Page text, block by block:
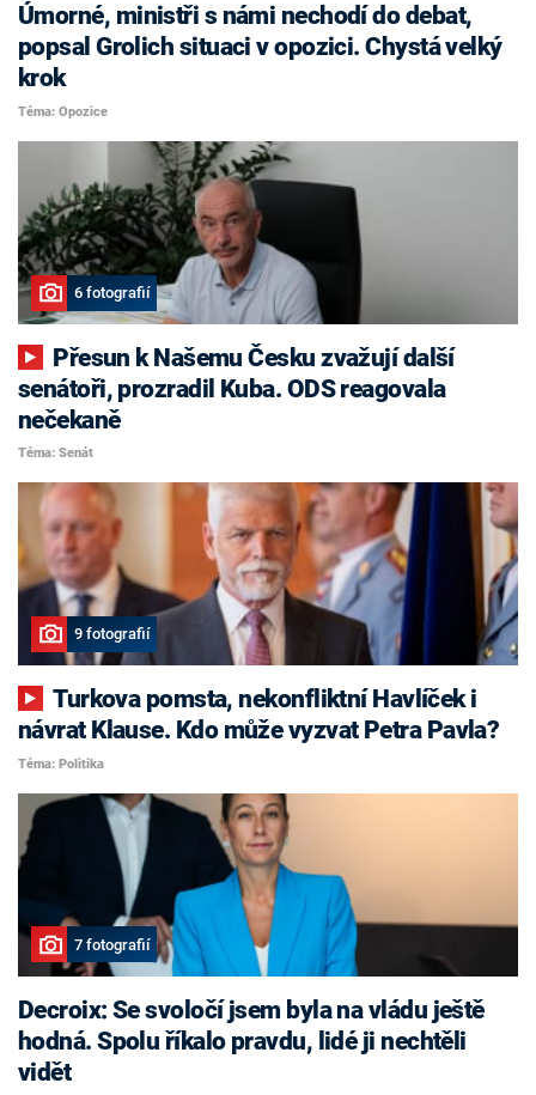
Úmorné, ministři s námi nechodí do debat,
popsal Grolich situaci v opozici. Chystá velký
krok
Téma: Opozice
6 fotografií
senátoři, prozradil Kuba. ODS reagovala
nečekaně
Téma: Senát
9 fotografií
Turkova pomsta, nekonfliktní Havlíček i
návrat Klause. Kdo může vyzvat Petra Pavla?
Téma: Politika
7 fotografií
Decroix: Se svoločí jsem byla na vládu ještě
hodná. Spolu říkalo pravdu, lidé ji nechtěli
vidět